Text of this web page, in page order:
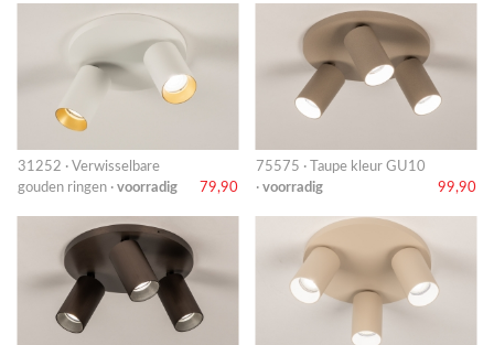
31252 · Verwisselbare
gouden ringen · voorradig 79,90
75575 · Taupe kleur GU10
· voorradig 99,90